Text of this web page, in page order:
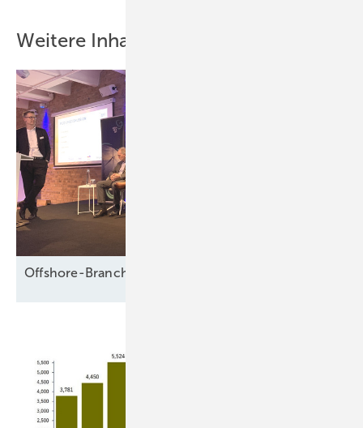
Weitere Inhalte
Offshore-Branche fürchtet Fadenriss und plädiert für